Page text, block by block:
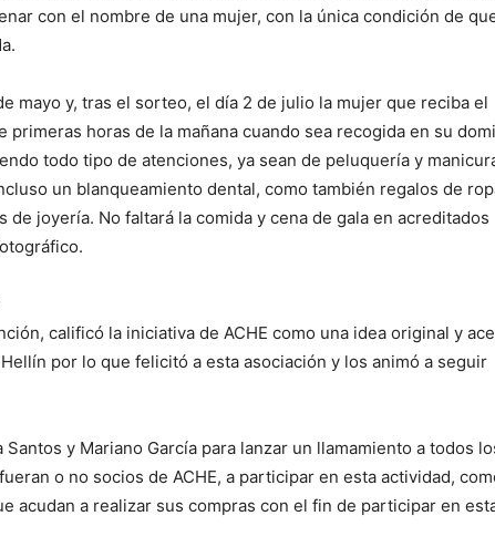
con el nombre de una mujer, con la única condición de
mayo y, tras el sorteo, el día 2 de julio la mujer que reciba el
primeras horas de la mañana cuando sea recogida en su
todo tipo de atenciones, ya sean de peluquería y
un blanqueamiento dental, como también regalos de
de joyería. No faltará la comida y cena de gala en acreditados
calificó la iniciativa de ACHE como una idea original y
por lo que felicitó a esta asociación y los animó a seguir
y Mariano García para lanzar un llamamiento a todos
o no socios de ACHE, a participar en esta actividad,
acudan a realizar sus compras con el fin de participar en